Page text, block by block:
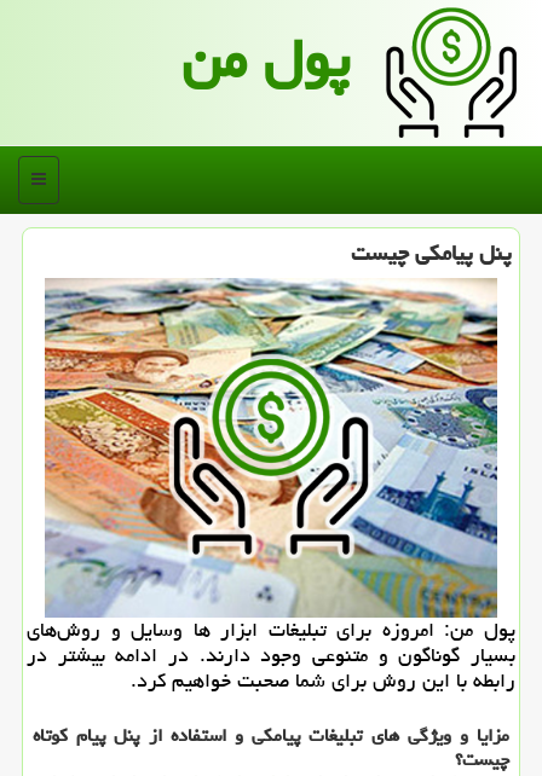
پول من
منو
پنل پیامكی چیست
پول من: امروزه برای تبلیغات ابزار ها وسایل و روش‌های
بسیار گوناگون و متنوعی وجود دارند. در ادامه بیشتر در
رابطه با این روش برای شما صحبت خواهیم كرد.
مزایا و ویژگی های تبلیغات پیامکی و استفاده از پنل پیام کوتاه
چیست؟